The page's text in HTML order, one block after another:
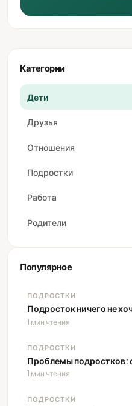
Категории
Дети
Друзья
Отношения
Подростки
Работа
Родители
Популярное
ПОДРОСТКИ
Подросток ничего не
1 мин чтения
ПОДРОСТКИ
Проблемы подростков:
1 мин чтения
ПОДРОСТКИ